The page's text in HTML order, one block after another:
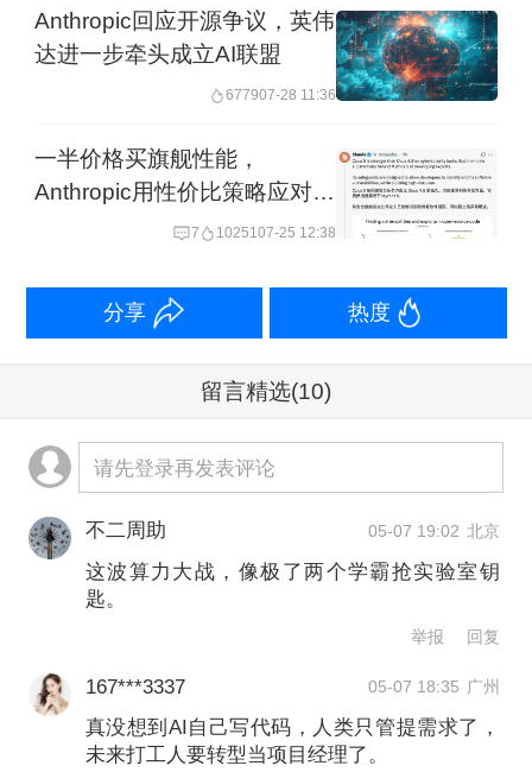
住。
玩笑归玩笑，Agent仍是此次大会的主
术能力：多智能体编排能力方面，开发
者可以组建智能体集群，协同完成超高
功能允许开发者精准定义任务的成功标
标；自主推演（Dreaming）能力能够主
动复盘过往会话记录，吸取经验教训并
吸收至记忆中。
同时，Anthropic宣布与埃隆·马斯克的
SpaceX达成协议。根据该协议，
Anthropic将获得位于田纳西州孟菲斯市
的Colossus 1数据中心超过300兆瓦的算
力。
Anthropic回应开源争议，英伟
达进一步牵头成立AI联盟
677907-28 11:36
一半价格买旗舰性能，
Anthropic用性价比策略应对开
7 1025107-25 12:38
分享 热度
留言精选(10)
请先登录再发表评论
不二周助 05-07 19:02 北京
这波算力大战，像极了两个学霸抢实验室钥
匙。
举报 回复
167***3337 05-07 18:35 广州
真没想到AI自己写代码，人类只管提需求了，
未来打工人要转型当项目经理了。